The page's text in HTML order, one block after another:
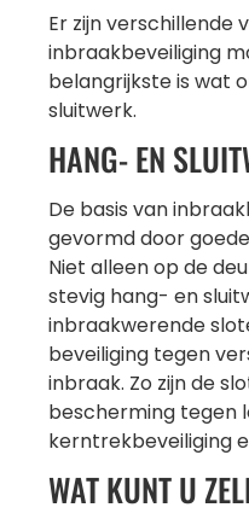
Er zijn verschillende
inbraakbeveiliging
belangrijkste is wat
sluitwerk.
HANG- EN
De basis van
gevormd door
Niet alleen op de
stevig hang- en
inbraakwerende
beveiliging tegen
inbraak. Zo zijn de
bescherming tegen
kerntrekbeveiliging
WAT KUNT U